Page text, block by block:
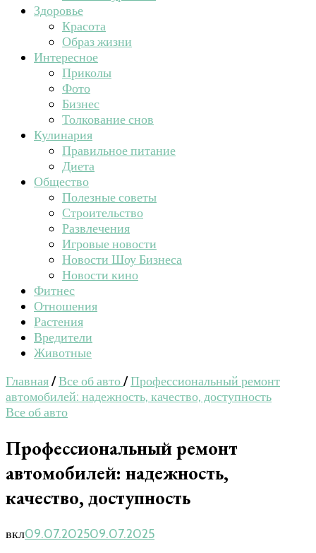
Здоровье
Красота
Образ жизни
Интересное
Приколы
Фото
Бизнес
Толкование снов
Кулинария
Правильное питание
Диета
Общество
Полезные советы
Строительство
Развлечения
Игровые новости
Новости Шоу Бизнеса
Новости кино
Фитнес
Отношения
Растения
Вредители
Животные
Главная/Все об авто/Профессиональный ремонт
автомобилей: надежность, качество, доступность
Все об авто
Профессиональный ремонт
автомобилей: надежность,
качество, доступность
вкл09.07.202509.07.2025